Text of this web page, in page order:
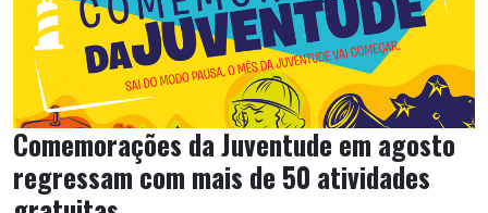
Comemorações da Juventude em agosto
regressam com mais de 50 atividades